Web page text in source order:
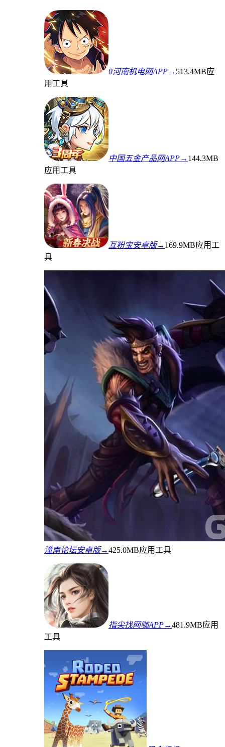
0河南机电网APP→ 513.4MB应
用工具
中国五金产品网APP→ 144.3MB
应用工具
互粉宝安卓版→ 169.9MB应用工
具
潼南论坛安卓版→425.0MB应用工具
指尖找网咖APP→481.9MB应用
工具